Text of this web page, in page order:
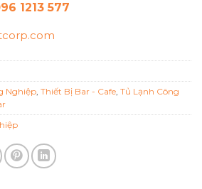
1213 577
Nghiệp Thiết Bị Bar - Cafe Tủ Lạnh Công